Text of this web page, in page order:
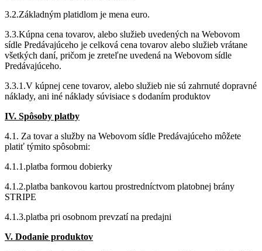
3.2.Základným platidlom je mena euro.
3.3.Kúpna cena tovarov, alebo služieb uvedených na Webovom
sídle Predávajúceho je celková cena tovarov alebo služieb vrátane
všetkých daní, pričom je zreteľne uvedená na Webovom sídle
Predávajúceho.
3.3.1.V kúpnej cene tovarov, alebo služieb nie sú zahrnuté dopravné
náklady, ani iné náklady súvisiace s dodaním produktov
IV. Spôsoby platby
4.1. Za tovar a služby na Webovom sídle Predávajúceho môžete
platiť týmito spôsobmi:
4.1.1.platba formou dobierky
4.1.2.platba bankovou kartou prostredníctvom platobnej brány
STRIPE
4.1.3.platba pri osobnom prevzatí na predajni
V. Dodanie produktov